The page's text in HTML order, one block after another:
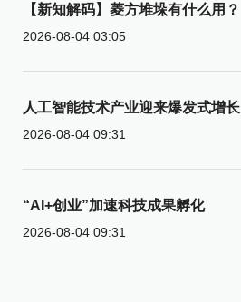
【新知解码】菱方堆垛有什么用？
2026-08-04 03:05
人工智能技术产业迎来爆发式增长
2026-08-04 09:31
“AI+创业”加速科技成果孵化
2026-08-04 09:31